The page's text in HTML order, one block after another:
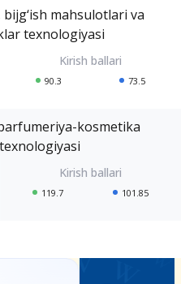
mahsulotlari va
texnologiyasi
90.3 73.5
kosmetika
119.7 101.85